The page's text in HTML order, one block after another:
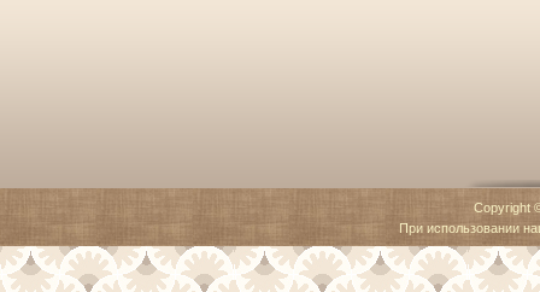
Copyright
При использовании